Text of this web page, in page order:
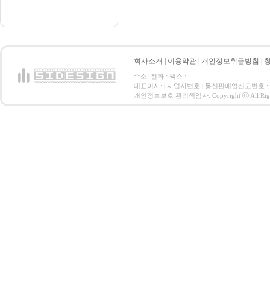
회사소개 이용약관 개인정보취급방침
주소: 전화 : 팩스 :
대표이사: | 사업자번호 | 통신판매업신고번호 :
개인정보보호 관리책임자: Copyright ⓒ All